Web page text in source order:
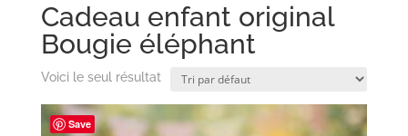
Cadeau enfant original
Bougie éléphant
Voici le seul résultat
Save